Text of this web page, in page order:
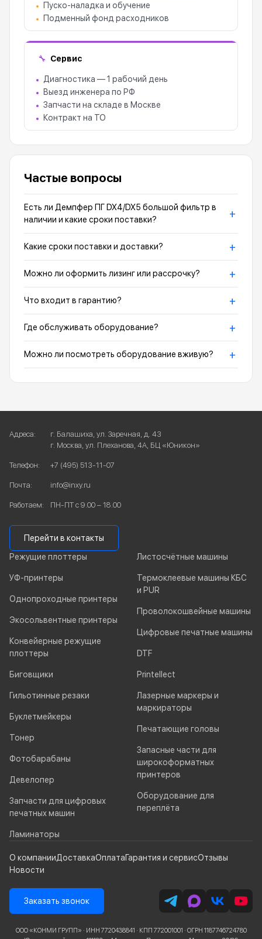
Пуско-наладка и обучение
Подменный фонд расходников
🔧 Сервис
Диагностика — 1 рабочий день
Выезд инженера по РФ
Запчасти на складе в Москве
Контракт на ТО
Частые вопросы
Есть ли Демпфер ПГ DX4/DX5 большой фильтр в
наличии и какие сроки поставки?
+
Какие сроки поставки и доставки? +
Можно ли оформить лизинг или рассрочку? +
Что входит в гарантию? +
Где обслуживать оборудование? +
Можно ли посмотреть оборудование вживую? +
Режущие плоттеры
УФ-принтеры
Однопроходные принтеры
Экосольвентные принтеры
Конвейерные режущие
плоттеры
Биговщики
Гильотинные резаки
Буклетмейкеры
Тонер
Фотобарабаны
Девелопер
Запчасти для цифровых
печатных машин
Ламинаторы
Листосчётные машины
Термоклеевые машины КБС
и PUR
Проволокошвейные машины
Цифровые печатные машины
DTF
Printellect
Лазерные маркеры и
маркираторы
Печатающие головы
Запасные части для
широкоформатных
принтеров
Оборудование для
переплёта
О компанииДоставкаОплатаГарантия и сервисОтзывы
Новости
Адреса:
г. Балашиха, ул. Заречная, д. 43
г. Москва, ул. Плеханова, 4А, БЦ «Юникон»
Телефон: +7 (495) 513-11-07
Почта: info@inxy.ru
Работаем: ПН-ПТ с 9.00 – 18.00
Перейти в контакты
Заказать звонок
ООО «КОНМИ ГРУПП» · ИНН 7720438841 · КПП 772001001 · ОГРН 1187746724780